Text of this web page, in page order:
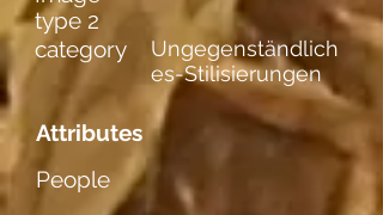
type 2
category
Ungegenständlich
es-Stilisierungen
Attributes
People